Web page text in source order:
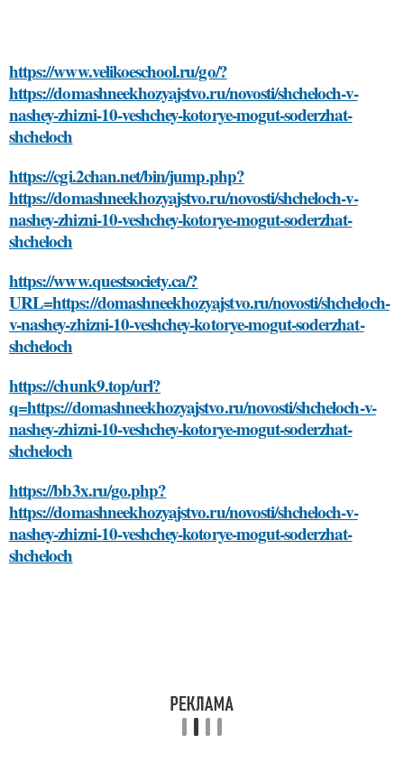
https://www.velikoeschool.ru/go/?
https://domashneekhozyajstvo.ru/novosti/shcheloch-v-
nashey-zhizni-10-veshchey-kotorye-mogut-soderzhat-
shcheloch
https://cgi.2chan.net/bin/jump.php?
https://domashneekhozyajstvo.ru/novosti/shcheloch-v-
nashey-zhizni-10-veshchey-kotorye-mogut-soderzhat-
shcheloch
https://www.questsociety.ca/?
URL=https://domashneekhozyajstvo.ru/novosti/shcheloch-
v-nashey-zhizni-10-veshchey-kotorye-mogut-soderzhat-
shcheloch
https://chunk9.top/url?
q=https://domashneekhozyajstvo.ru/novosti/shcheloch-v-
nashey-zhizni-10-veshchey-kotorye-mogut-soderzhat-
shcheloch
https://bb3x.ru/go.php?
https://domashneekhozyajstvo.ru/novosti/shcheloch-v-
nashey-zhizni-10-veshchey-kotorye-mogut-soderzhat-
shcheloch